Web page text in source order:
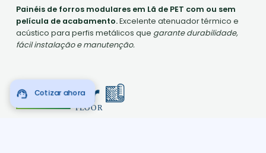
Seis linhas especializadas de lã de PET para
todas as necessidades da sua obra. Isolamento
instalação rápida eadaptabilidade a qualquer
sistema construtivo.